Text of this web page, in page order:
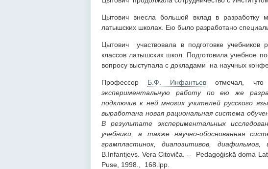
Цытович внесла большой вклад в разработку
латышских школах. Ею было разработано
Цытович участвовала в подготовке учебников
классов латышских школ. Подготовила учебное
вопросу выступала с докладами на научных
Профессор Б.Ф. Инфантьев отмечал, что
экспериментальную работу по ею же
подключив к ней многих учителей русского
выработана новая рациональная система
В результате экспериментальных
учебники, а также научно-обоснованная
грампластинок, диапозитивов, диафильмов,
B.Infantjevs. Vera Citoviča. – Pedagoģiskā doma
Puse, 1998., 168.lpp.